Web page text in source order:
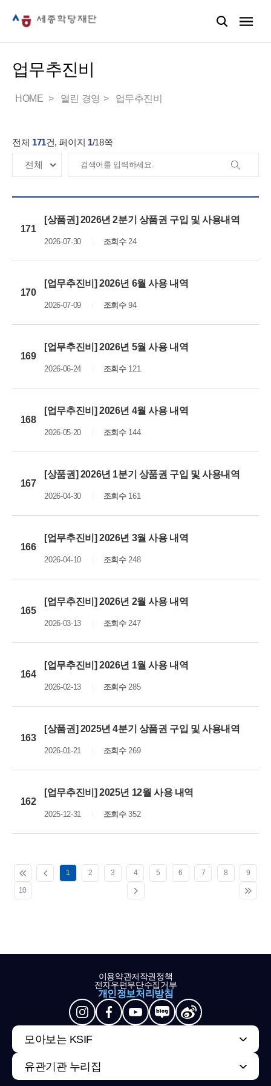
업무추진비
HOME 열린 경영 업무추진비
전체 171건, 페이지 1/18쪽
171
[상품권] 2026년 2분기 상품권 구입 및 사용내역
2026-07-30 조회수24
170
[업무추진비] 2026년 6월 사용 내역
2026-07-09 조회수94
169
[업무추진비] 2026년 5월 사용 내역
2026-06-24 조회수121
168
[업무추진비] 2026년 4월 사용 내역
2026-05-20 조회수144
167
[상품권] 2026년 1분기 상품권 구입 및 사용내역
2026-04-30 조회수161
166
[업무추진비] 2026년 3월 사용 내역
2026-04-10 조회수248
165
[업무추진비] 2026년 2월 사용 내역
2026-03-13 조회수247
164
[업무추진비] 2026년 1월 사용 내역
2026-02-13 조회수285
163
[상품권] 2025년 4분기 상품권 구입 및 사용내역
2026-01-21 조회수269
162
[업무추진비] 2025년 12월 사용 내역
2025-12-31 조회수352
1 2 3 4 5 6 7 8 9
10
이용약관저작권정책
전자우편무단수집거부
개인정보처리방침
모아보는 KSIF
유관기관 누리집